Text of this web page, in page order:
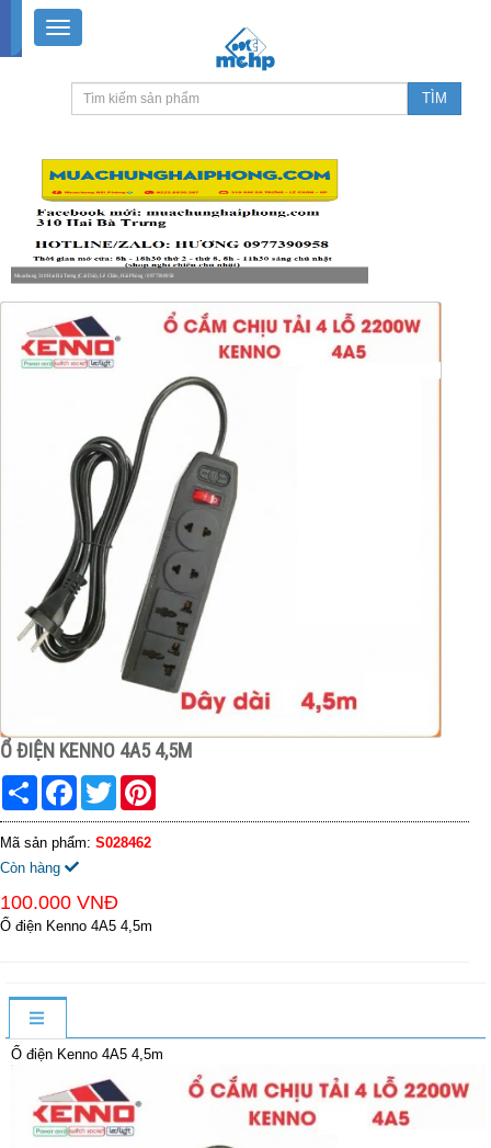
Muachung 310 Hai Bà Trưng (Cát Dài), Lê Chân, Hải Phòng / 0977390958
Ổ ĐIỆN KENNO 4A5 4,5M
Share FacebookTwitter
Mã sản phẩm: S028462
Còn hàng
100.000 VNĐ
Ổ điện Kenno 4A5 4,5m
Ổ điện Kenno 4A5 4,5m